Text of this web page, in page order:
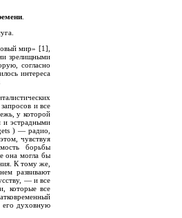
мир» [1],
зрелищными
согласно
интереса
и все
у которой
и эстрадными
) — радио,
чувствуя
борьбы
она могла бы
К тому же,
развивают
— и все
которые все
его духовную